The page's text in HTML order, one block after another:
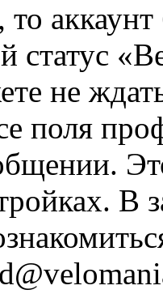
то
статус
не
поля
В